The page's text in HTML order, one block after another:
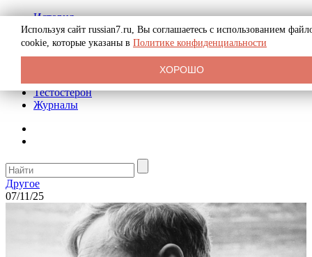
История
Биография
Криминал
Реклама на сайте
Тестостерон
Журналы
Другое
07/11/25
Используя сайт russian7.ru, Вы соглашаетесь с использованием
cookie, которые указаны в Политике конфиденциальности
ХОРОШО